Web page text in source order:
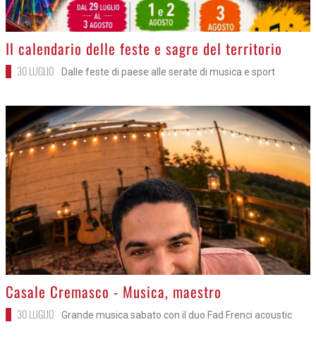
>
Il calendario delle feste e sagre del territorio
30 LUGLIO Dalle feste di paese alle serate di musica e sport
>
Casale Cremasco - Musica, maestro
30 LUGLIO Grande musica sabato con il duo Fad Frenci acoustic